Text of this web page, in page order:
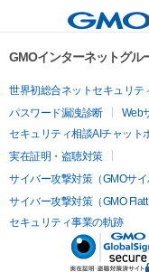
GMOインターネットグル
世界初総合ネットセキュリテ
パスワード漏洩診断
Web
セキュリティ相談AIチャット
実在証明・盗聴対策
サイバー攻撃対策（GMOサ
サイバー攻撃対策（GMO Flatt
セキュリティ事業の軌跡